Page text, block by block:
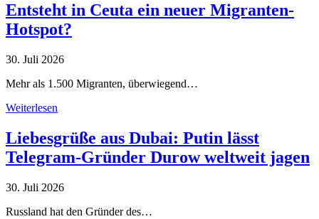
Entsteht in Ceuta ein neuer Migranten-
Hotspot?
30. Juli 2026
Mehr als 1.500 Migranten, überwiegend…
Weiterlesen
Liebesgrüße aus Dubai: Putin lässt
Telegram-Gründer Durow weltweit jagen
30. Juli 2026
Russland hat den Gründer des…